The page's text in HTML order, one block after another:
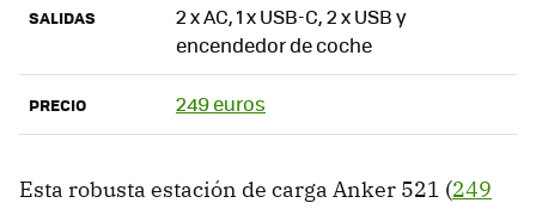
SALIDAS
2 x AC, 1 x USB-C, 2 x USB y
encendedor de coche
PRECIO 249 euros
Esta robusta estación de carga ‎Anker 521 (249